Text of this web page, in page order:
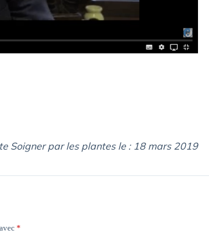
Soigner par les plantes le : 18 mars 2019
*